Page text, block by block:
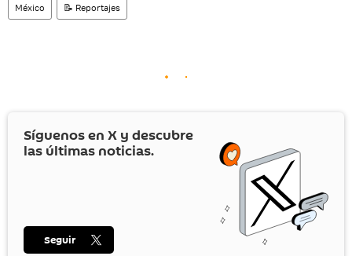
México 📝 Reportajes
Síguenos en X y descubre
las últimas noticias.
Seguir